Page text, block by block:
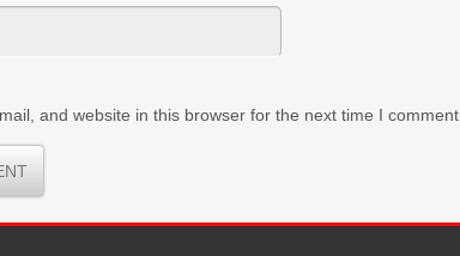
and website in this browser for the next time I comment.